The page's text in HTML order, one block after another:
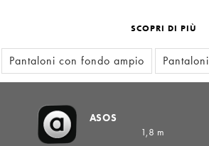
SCOPRI DI PIÙ
Pantaloni con fondo ampio
ASOS
1,8 m